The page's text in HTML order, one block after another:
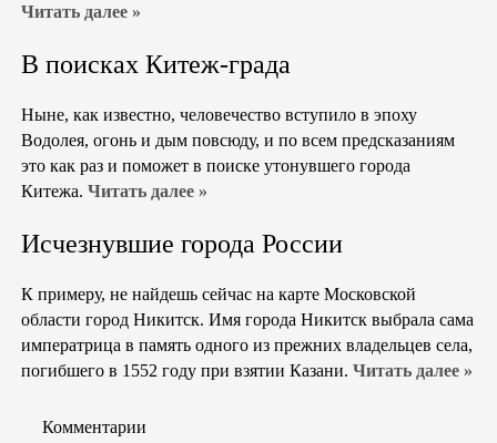
Читать далее »
В поисках Китеж-града
Ныне, как известно, человечество вступило в эпоху
Водолея, огонь и дым повсюду, и по всем предсказаниям
это как раз и поможет в поиске утонувшего города
Китежа. Читать далее »
Исчезнувшие города России
К примеру, не найдешь сейчас на карте Московской
области город Никитск. Имя города Никитск выбрала сама
императрица в память одного из прежних владельцев села,
погибшего в 1552 году при взятии Казани. Читать далее »
Комментарии